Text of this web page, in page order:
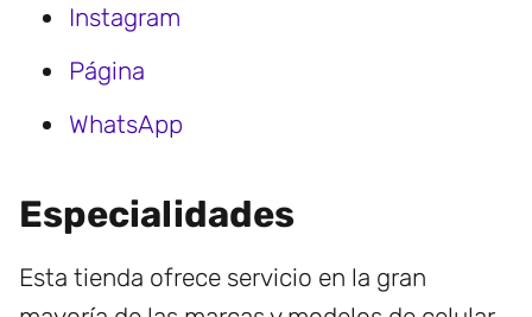
Instagram
Página
WhatsApp
Especialidades
Esta tienda ofrece servicio en la gran